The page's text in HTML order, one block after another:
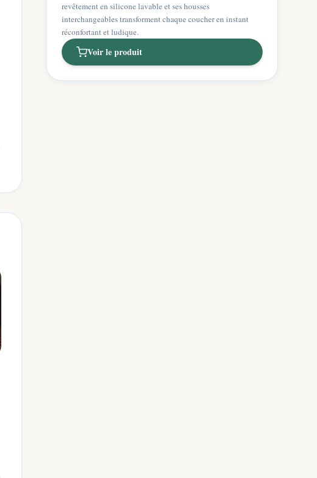
revêtement en silicone lavable et ses housses
interchangeables transforment chaque coucher en instant
réconfortant et ludique.
Voir le produit